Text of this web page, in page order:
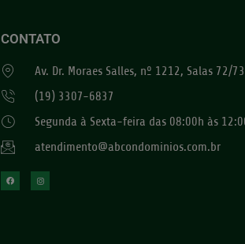
CONTATO
Av. Dr. Moraes Salles, nº 1212, Salas 72/
(19) 3307-6837
Segunda à Sexta-feira das 08:00h às
atendimento@abcondominios.com.br